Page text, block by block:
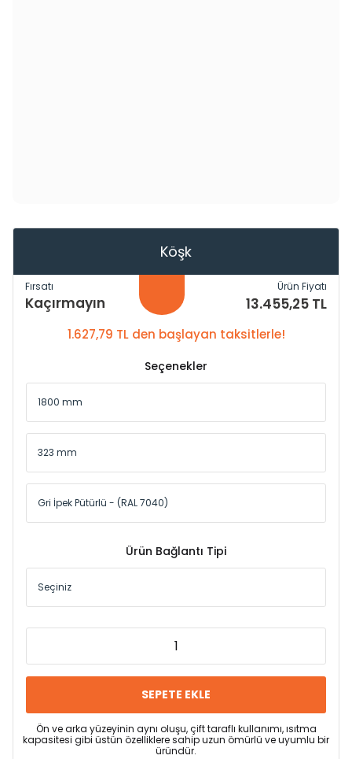
Köşk
Fırsatı
Kaçırmayın
Ürün Fiyatı
13.455,25 TL
1.627,79 TL den başlayan taksitlerle!
Seçenekler
Ürün Bağlantı Tipi
SEPETE EKLE
Ön ve arka yüzeyinin aynı oluşu, çift taraflı kullanımı, ısıtma
kapasitesi gibi üstün özelliklere sahip uzun ömürlü ve uyumlu bir
üründür.